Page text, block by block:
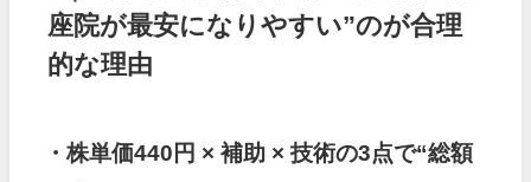
座院が最安になりやすい”のが合理
的な理由
・株単価440円 × 補助 × 技術の3点で“総額